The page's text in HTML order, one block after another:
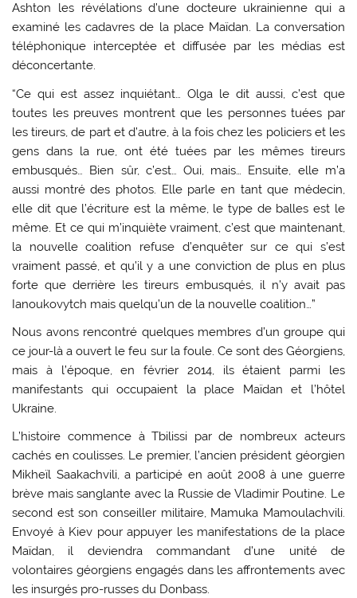
Ashton les révélations d’une docteure ukrainienne qui a
examiné les cadavres de la place Maïdan. La conversation
téléphonique interceptée et diffusée par les médias est
déconcertante.
“Ce qui est assez inquiétant… Olga le dit aussi, c’est que
toutes les preuves montrent que les personnes tuées par
les tireurs, de part et d’autre, à la fois chez les policiers et les
gens dans la rue, ont été tuées par les mêmes tireurs
embusqués… Bien sûr, c’est… Oui, mais… Ensuite, elle m’a
aussi montré des photos. Elle parle en tant que médecin,
elle dit que l’écriture est la même, le type de balles est le
même. Et ce qui m’inquiète vraiment, c’est que maintenant,
la nouvelle coalition refuse d’enquêter sur ce qui s’est
vraiment passé, et qu’il y a une conviction de plus en plus
forte que derrière les tireurs embusqués, il n’y avait pas
Ianoukovytch mais quelqu’un de la nouvelle coalition…”
Nous avons rencontré quelques membres d’un groupe qui
ce jour-là a ouvert le feu sur la foule. Ce sont des Géorgiens,
mais à l’époque, en février 2014, ils étaient parmi les
manifestants qui occupaient la place Maïdan et l’hôtel
Ukraine.
L’histoire commence à Tbilissi par de nombreux acteurs
cachés en coulisses. Le premier, l’ancien président géorgien
Mikheïl Saakachvili, a participé en août 2008 à une guerre
brève mais sanglante avec la Russie de Vladimir Poutine. Le
second est son conseiller militaire, Mamuka Mamoulachvili.
Envoyé à Kiev pour appuyer les manifestations de la place
Maïdan, il deviendra commandant d’une unité de
volontaires géorgiens engagés dans les affrontements avec
les insurgés pro-russes du Donbass.